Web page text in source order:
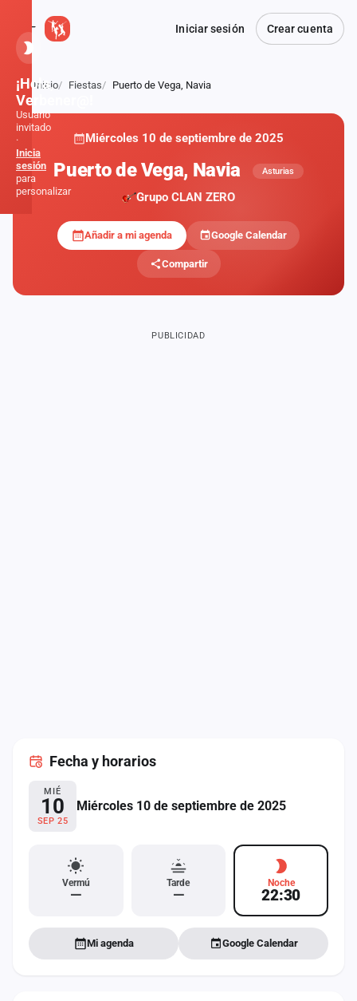
Iniciar sesión Crear cuenta
Atrás
Inicio Fiestas Puerto de Vega, Navia
Miércoles 10 de septiembre de 2025
Puerto de Vega, Navia Asturias
Grupo CLAN ZERO
Añadir a mi agenda Google Calendar
Compartir
PUBLICIDAD
Fecha y horarios
MIÉ
10
SEP 25
Miércoles 10 de septiembre de 2025
Vermú
—
Tarde
—
Noche
22:30
Mi agenda Google Calendar
¡Hola,
Verbener@!
Usuario
invitado
·
Inicia
sesión
para
personalizar
Administración
Contacto